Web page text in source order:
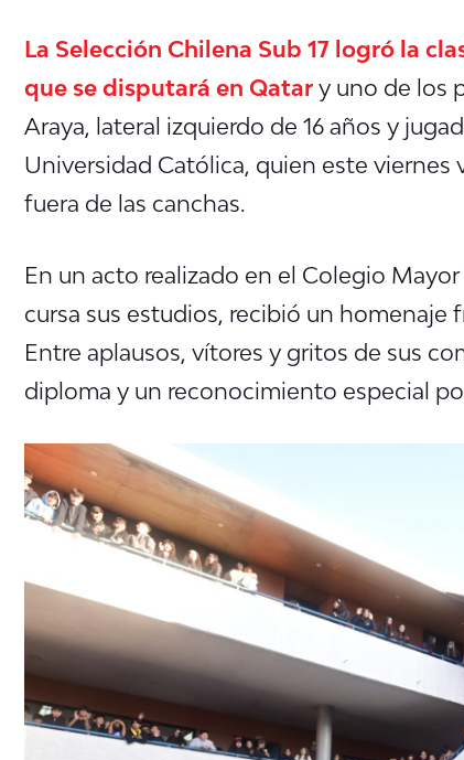
La Selección Chilena Sub 17 logró la
que se disputará en Qatar y uno de los
Araya, lateral izquierdo de 16 años y
Universidad Católica, quien este
fuera de las canchas.
En un acto realizado en el Colegio
cursa sus estudios, recibió un homenaje
Entre aplausos, vítores y gritos de sus
diploma y un reconocimiento especial